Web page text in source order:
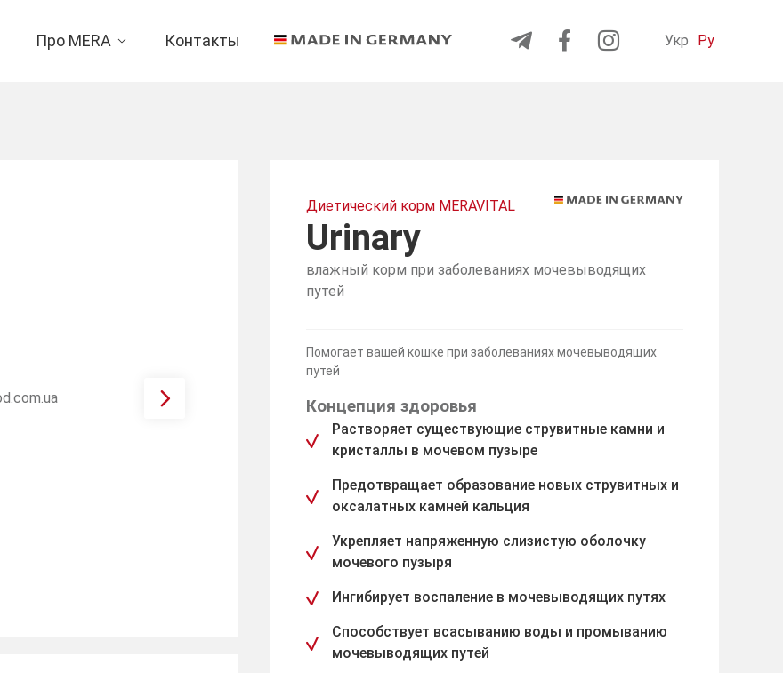
Про MERA Контакты Укр Ру
Диетический корм MERAVITAL
Urinary
влажный корм при заболеваниях мочевыводящих
путей
Помогает вашей кошке при заболеваниях мочевыводящих
путей
Концепция здоровья
Растворяет существующие струвитные камни и
кристаллы в мочевом пузыре
Предотвращает образование новых струвитных и
оксалатных камней кальция
Укрепляет напряженную слизистую оболочку
мочевого пузыря
Ингибирует воспаление в мочевыводящих путях
Способствует всасыванию воды и промыванию
мочевыводящих путей